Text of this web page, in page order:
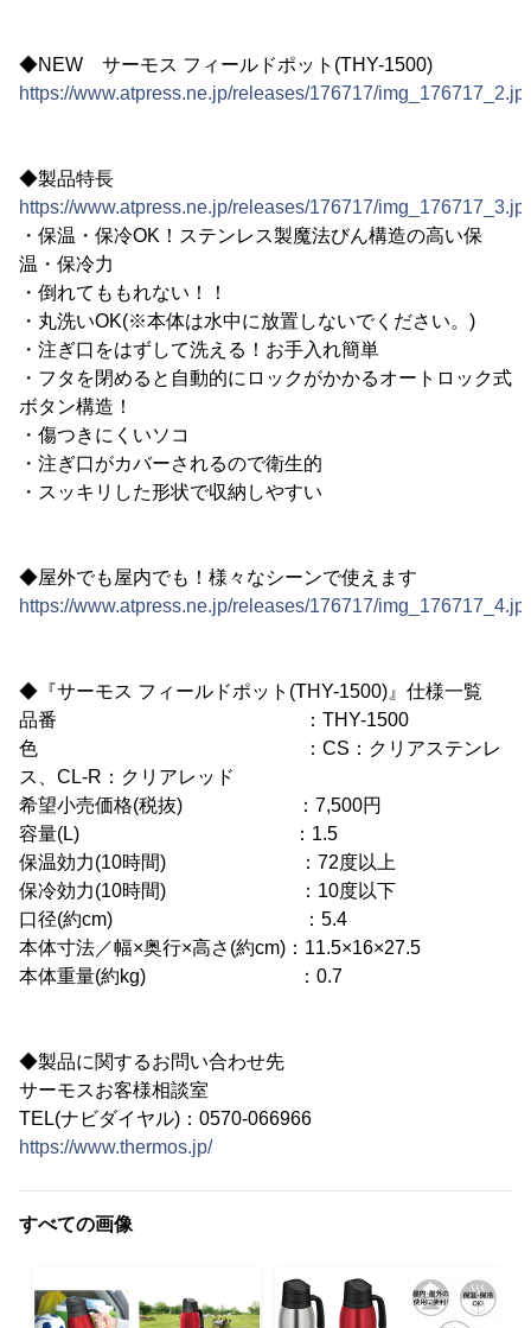
◆NEW サーモス フィールドポット(THY-1500)
https://www.atpress.ne.jp/releases/176717/
◆製品特長
https://www.atpress.ne.jp/releases/176717/
・保温・保冷OK！ステンレス製魔法びん構造の高い保
温・保冷力
・倒れてももれない！！
・丸洗いOK(※本体は水中に放置しないでください。)
・注ぎ口をはずして洗える！お手入れ簡単
・フタを閉めると自動的にロックがかかるオートロック式
ボタン構造！
・傷つきにくいソコ
・注ぎ口がカバーされるので衛生的
・スッキリした形状で収納しやすい
◆屋外でも屋内でも！様々なシーンで使えます
https://www.atpress.ne.jp/releases/176717/
◆『サーモス フィールドポット(THY-1500)』仕様一覧
品番 ：THY-1500
色 ：CS：クリアステンレ
ス、CL-R：クリアレッド
希望小売価格(税抜) ：7,500円
容量(L) ：1.5
保温効力(10時間) ：72度以上
保冷効力(10時間) ：10度以下
口径(約cm) ：5.4
本体寸法／幅×奥行×高さ(約cm)：11.5×16×27.5
本体重量(約kg) ：0.7
◆製品に関するお問い合わせ先
サーモスお客様相談室
TEL(ナビダイヤル)：0570-066966
https://www.thermos.jp/
すべての画像